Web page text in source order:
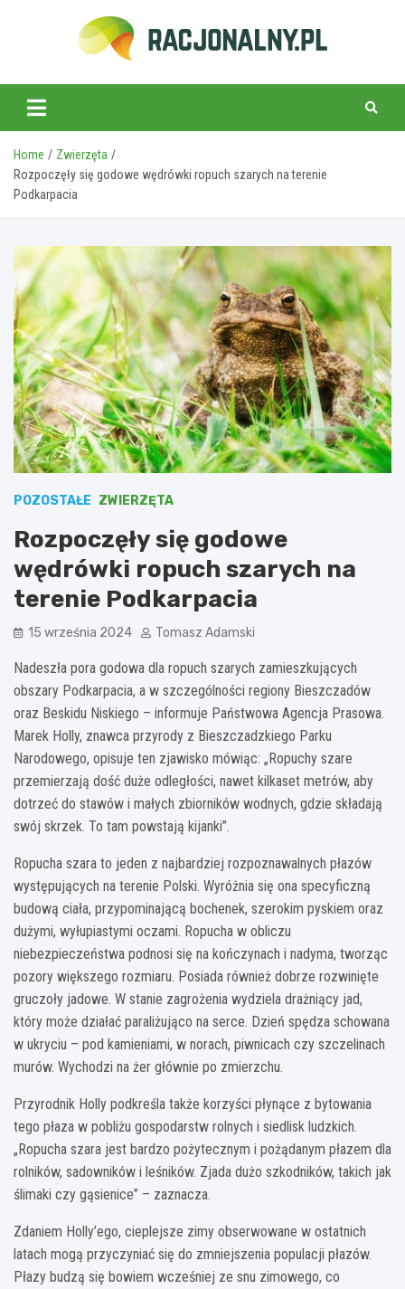
racjonalny.pl
Home
Zwierzęta
Rozpoczęły się godowe wędrówki ropuch szarych na terenie
Podkarpacia
POZOSTAŁE ZWIERZĘTA
Rozpoczęły się godowe
wędrówki ropuch szarych na
terenie Podkarpacia
15 września 2024 Tomasz Adamski
Nadeszła pora godowa dla ropuch szarych zamieszkujących
obszary Podkarpacia, a w szczególności regiony Bieszczadów
oraz Beskidu Niskiego – informuje Państwowa Agencja Prasowa.
Marek Holly, znawca przyrody z Bieszczadzkiego Parku
Narodowego, opisuje ten zjawisko mówiąc: „Ropuchy szare
przemierzają dość duże odległości, nawet kilkaset metrów, aby
dotrzeć do stawów i małych zbiorników wodnych, gdzie składają
swój skrzek. To tam powstają kijanki”.
Ropucha szara to jeden z najbardziej rozpoznawalnych płazów
występujących na terenie Polski. Wyróżnia się ona specyficzną
budową ciała, przypominającą bochenek, szerokim pyskiem oraz
dużymi, wyłupiastymi oczami. Ropucha w obliczu
niebezpieczeństwa podnosi się na kończynach i nadyma, tworząc
pozory większego rozmiaru. Posiada również dobrze rozwinięte
gruczoły jadowe. W stanie zagrożenia wydziela drażniący jad,
który może działać paraliżująco na serce. Dzień spędza schowana
w ukryciu – pod kamieniami, w norach, piwnicach czy szczelinach
murów. Wychodzi na żer głównie po zmierzchu.
Przyrodnik Holly podkreśla także korzyści płynące z bytowania
tego płaza w pobliżu gospodarstw rolnych i siedlisk ludzkich.
„Ropucha szara jest bardzo pożytecznym i pożądanym płazem dla
rolników, sadowników i leśników. Zjada dużo szkodników, takich jak
ślimaki czy gąsienice” – zaznacza.
Zdaniem Holly’ego, cieplejsze zimy obserwowane w ostatnich
latach mogą przyczyniać się do zmniejszenia populacji płazów.
Płazy budzą się bowiem wcześniej ze snu zimowego, co